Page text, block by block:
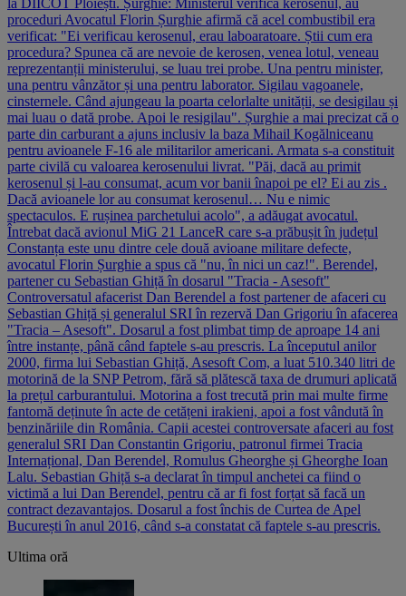
la DIICOT Ploiești. Șurghie: Ministerul verifica kerosenul, au
proceduri Avocatul Florin Șurghie afirmă că acel combustibil era
verificat: "Ei verificau kerosenul, erau laboaratoare. Știi cum era
procedura? Spunea că are nevoie de kerosen, venea lotul, veneau
reprezentanții ministerului, se luau trei probe. Una pentru minister,
una pentru vânzător și una pentru laborator. Sigilau vagoanele,
cinsternele. Când ajungeau la poarta celorlalte unității, se desigilau și
mai luau o dată probe. Apoi le resigilau". Șurghie a mai precizat că o
parte din carburant a ajuns inclusiv la baza Mihail Kogălniceanu
pentru avioanele F-16 ale militarilor americani. Armata s-a constituit
parte civilă cu valoarea kerosenului livrat. "Păi, dacă au primit
kerosenul și l-au consumat, acum vor banii înapoi pe el? Ei au zis .
Dacă avioanele lor au consumat kerosenul… Nu e nimic
spectaculos. E rușinea parchetului acolo", a adăugat avocatul.
Întrebat dacă avionul MiG 21 LanceR care s-a prăbușit în județul
Constanța este unu dintre cele două avioane militare defecte,
avocatul Florin Șurghie a spus că "nu, în nici un caz!". Berendel,
partener cu Sebastian Ghiță în dosarul "Tracia - Asesoft"
Controversatul afacerist Dan Berendel a fost partener de afaceri cu
Sebastian Ghiță și generalul SRI în rezervă Dan Grigoriu în afacerea
"Tracia – Asesoft". Dosarul a fost plimbat timp de aproape 14 ani
între instanțe, până când faptele s-au prescris. La începutul anilor
2000, firma lui Sebastian Ghiță, Asesoft Com, a luat 510.340 litri de
motorină de la SNP Petrom, fără să plătescă taxa de drumuri aplicată
la prețul carburantului. Motorina a fost trecută prin mai multe firme
fantomă deținute în acte de cetățeni irakieni, apoi a fost vândută în
benzinăriile din România. Capii acestei controversate afaceri au fost
generalul SRI Dan Constantin Grigoriu, patronul firmei Tracia
Internațional, Dan Berendel, Romulus Gheorghe și Gheorghe Ioan
Lalu. Sebastian Ghiță s-a declarat în timpul anchetei ca fiind o
victimă a lui Dan Berendel, pentru că ar fi fost forțat să facă un
contract dezavantajos. Dosarul a fost închis de Curtea de Apel
București în anul 2016, când s-a constatat că faptele s-au prescris.
Ultima oră